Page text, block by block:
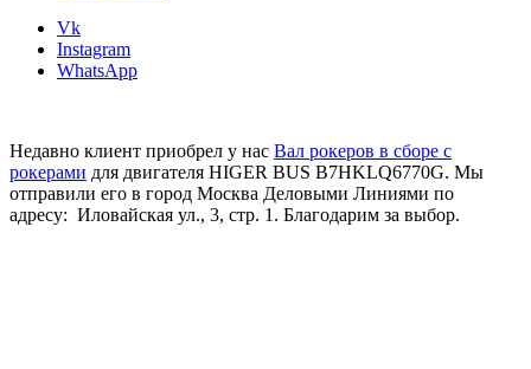
Vk
Instagram
WhatsApp
Недавно клиент приобрел у нас Вал рокеров в сборе с
рокерами для двигателя HIGER BUS B7HKLQ6770G. Мы
отправили его в город Москва Деловыми Линиями по
адресу: Иловайская ул., 3, стр. 1. Благодарим за выбор.